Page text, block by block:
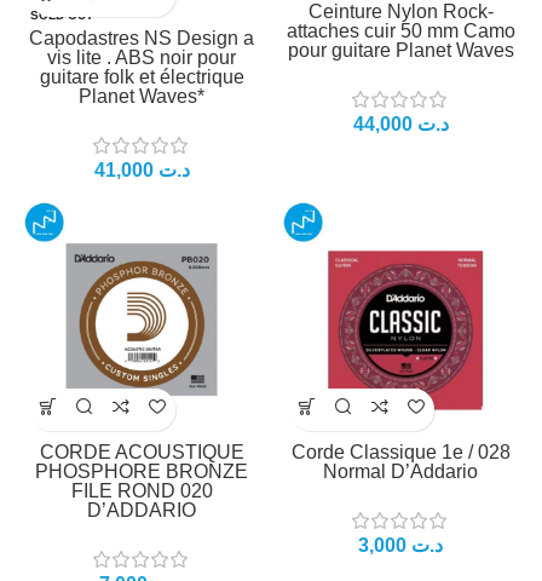
SOLD OUT
Capodastres NS Design a
vis lite . ABS noir pour
guitare folk et électrique
Planet Waves*
د.ت 41,000
Ceinture Nylon Rock-
attaches cuir 50 mm Camo
pour guitare Planet Waves
د.ت 44,000
CORDE ACOUSTIQUE
PHOSPHORE BRONZE
FILE ROND 020
D’ADDARIO
Corde Classique 1e / 028
Normal D’Addario
د.ت